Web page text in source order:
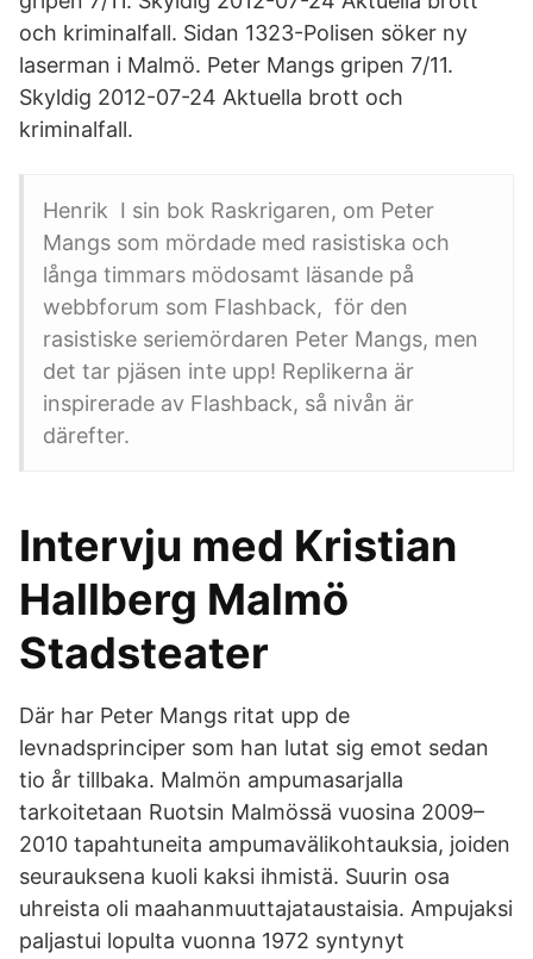
och kriminalfall. Sidan 1323-Polisen söker ny
laserman i Malmö. Peter Mangs gripen 7/11.
Skyldig 2012-07-24 Aktuella brott och
kriminalfall.
Henrik I sin bok Raskrigaren, om Peter
Mangs som mördade med rasistiska och
långa timmars mödosamt läsande på
webbforum som Flashback, för den
rasistiske seriemördaren Peter Mangs, men
det tar pjäsen inte upp! Replikerna är
inspirerade av Flashback, så nivån är
därefter.
Intervju med Kristian
Hallberg Malmö
Stadsteater
Där har Peter Mangs ritat upp de
levnadsprinciper som han lutat sig emot sedan
tio år tillbaka. Malmön ampumasarjalla
tarkoitetaan Ruotsin Malmössä vuosina 2009–
2010 tapahtuneita ampumavälikohtauksia, joiden
seurauksena kuoli kaksi ihmistä. Suurin osa
uhreista oli maahanmuuttajataustaisia. Ampujaksi
paljastui lopulta vuonna 1972 syntynyt